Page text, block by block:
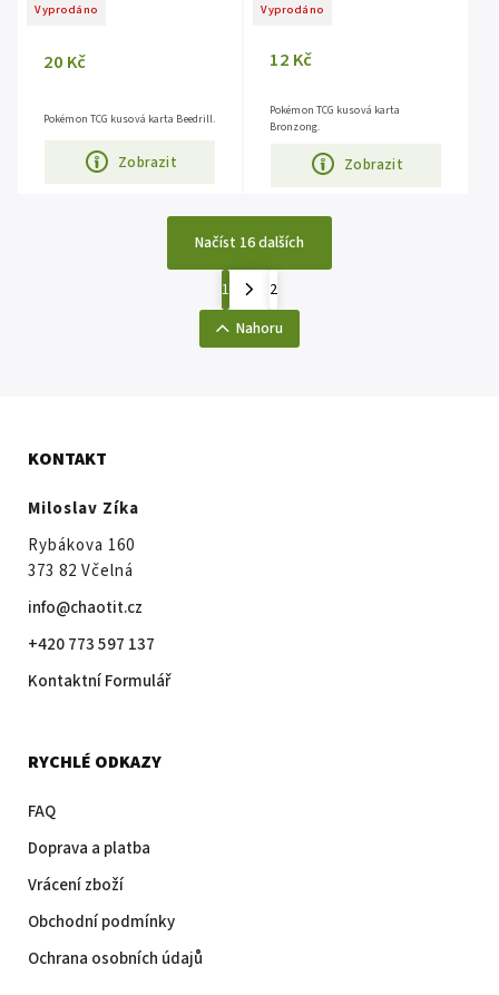
Vyprodáno
20 Kč
Zobrazit
Pokémon TCG kusová karta Beedrill.
Vyprodáno
12 Kč
Zobrazit
Pokémon TCG kusová karta
Bronzong.
Načíst 16 dalších
1
2
Nahoru
KONTAKT
Miloslav Zíka
Rybákova 160
373 82 Včelná
info@chaotit.cz
+420 773 597 137
Kontaktní Formulář
RYCHLÉ ODKAZY
FAQ
Doprava a platba
Vrácení zboží
Obchodní podmínky
Ochrana osobních údajů